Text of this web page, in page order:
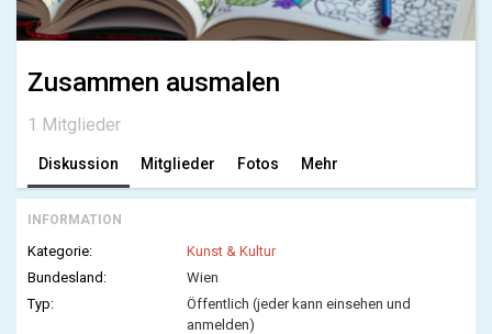
Zusammen ausmalen
1 Mitglieder
Diskussion Mitglieder Fotos Mehr
INFORMATION
Kategorie:
Kunst & Kultur
Bundesland:
Wien
Typ:
Öffentlich (jeder kann einsehen und
anmelden)